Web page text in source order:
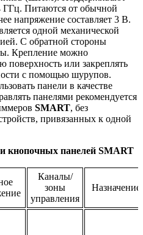
ГГц. Питаются от обычной
напряжение составляет 3 В.
одной механической
С обратной стороны
Крепление можно
поверхность или закреплять
с помощью шурупов.
панели в качестве
панелями рекомендуется
SMART, без
привязанных к одной
кнопочных панелей SMART
Каналы/
зоны
управления
Назначение